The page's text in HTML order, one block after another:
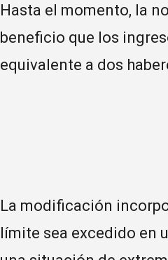
Hasta el momento, la
beneficio que los
equivalente a dos
La modificación
límite sea excedido en